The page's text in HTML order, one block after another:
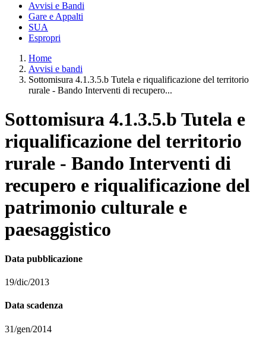
Avvisi e Bandi
Gare e Appalti
SUA
Espropri
Home
Avvisi e bandi
Sottomisura 4.1.3.5.b Tutela e riqualificazione del territorio
rurale - Bando Interventi di recupero...
Sottomisura 4.1.3.5.b Tutela e
riqualificazione del territorio
rurale - Bando Interventi di
recupero e riqualificazione del
patrimonio culturale e
paesaggistico
Data pubblicazione
19/dic/2013
Data scadenza
31/gen/2014